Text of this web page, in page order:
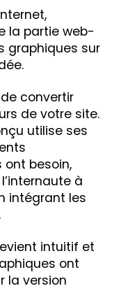
la partie web-
graphiques sur
convertir
de votre site.
utilise ses
besoin,
à
intégrant les
intuitif et
ont
la version